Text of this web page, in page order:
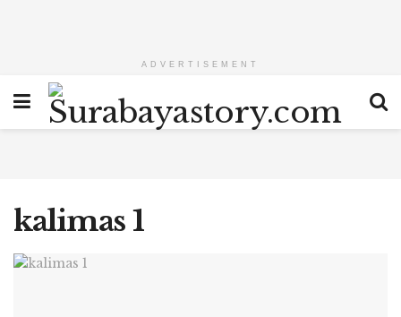
ADVERTISEMENT
kalimas 1